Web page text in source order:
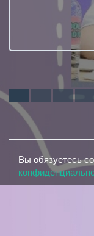
Вы обязуетесь